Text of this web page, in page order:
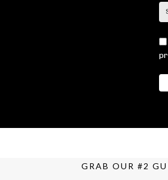
GRAB OUR #2